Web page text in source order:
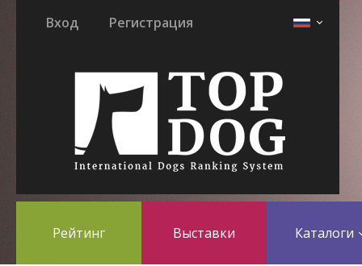
Вход Регистрация
Рейтинг Выставки Каталоги